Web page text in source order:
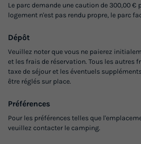
Le parc demande une caution de 300,00 €
logement n'est pas rendu propre, le parc
Dépôt
Veuillez noter que vous ne paierez
et les frais de réservation. Tous les autres
taxe de séjour et les éventuels
être réglés sur place.
Préférences
Pour les préférences telles que
veuillez contacter le camping.